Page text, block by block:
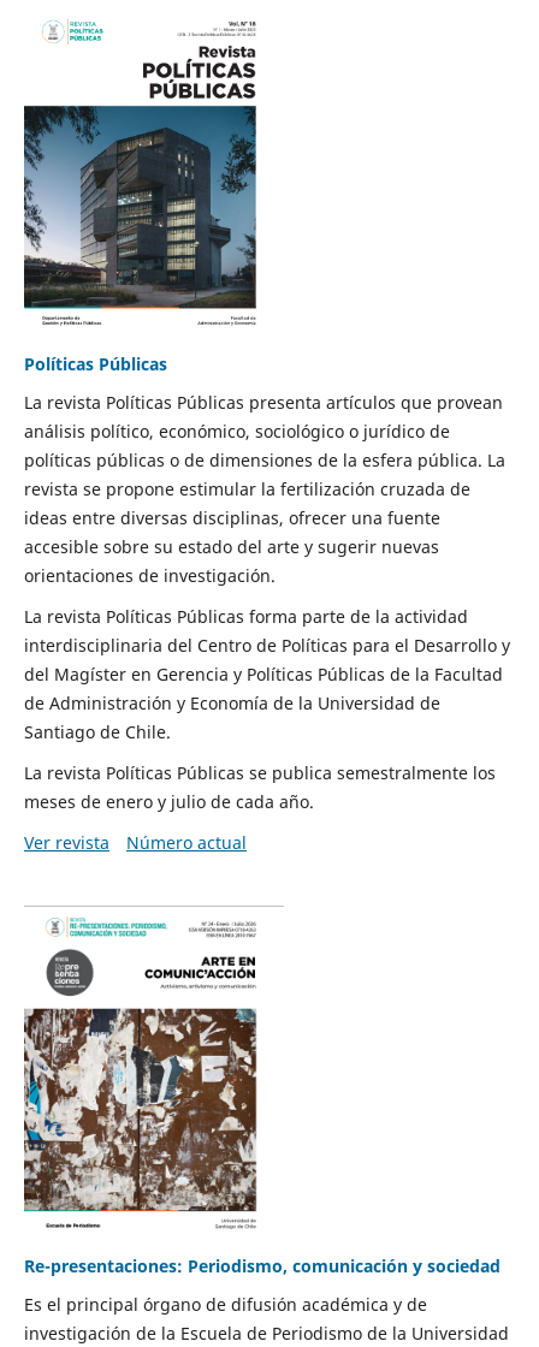
Políticas Públicas
La revista Políticas Públicas presenta artículos que provean
análisis político, económico, sociológico o jurídico de
políticas públicas o de dimensiones de la esfera pública. La
revista se propone estimular la fertilización cruzada de
ideas entre diversas disciplinas, ofrecer una fuente
accesible sobre su estado del arte y sugerir nuevas
orientaciones de investigación.
La revista Políticas Públicas forma parte de la actividad
interdisciplinaria del Centro de Políticas para el Desarrollo y
del Magíster en Gerencia y Políticas Públicas de la Facultad
de Administración y Economía de la Universidad de
Santiago de Chile.
La revista Políticas Públicas se publica semestralmente los
meses de enero y julio de cada año.
Ver revista
Número actual
Re-presentaciones: Periodismo, comunicación y sociedad
Es el principal órgano de difusión académica y de
investigación de la Escuela de Periodismo de la Universidad